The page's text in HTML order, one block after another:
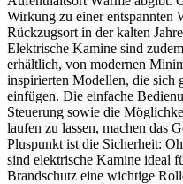
Wirkung zu einer entspannten
Rückzugsort in der kalten
Elektrische Kamine sind
erhältlich, von modernen
inspirierten Modellen, die sich
einfügen. Die einfache
Steuerung sowie die
laufen zu lassen, machen das
Pluspunkt ist die Sicherheit:
sind elektrische Kamine ideal
Brandschutz eine wichtige